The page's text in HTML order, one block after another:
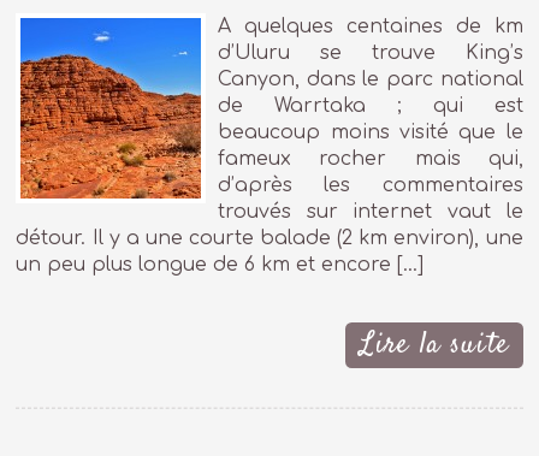
A quelques centaines de km
d’Uluru se trouve King’s
Canyon, dans le parc national
de Warrtaka ; qui est
beaucoup moins visité que le
fameux rocher mais qui,
d’après les commentaires
trouvés sur internet vaut le
détour. Il y a une courte balade (2 km environ), une
un peu plus longue de 6 km et encore […]
Lire la suite